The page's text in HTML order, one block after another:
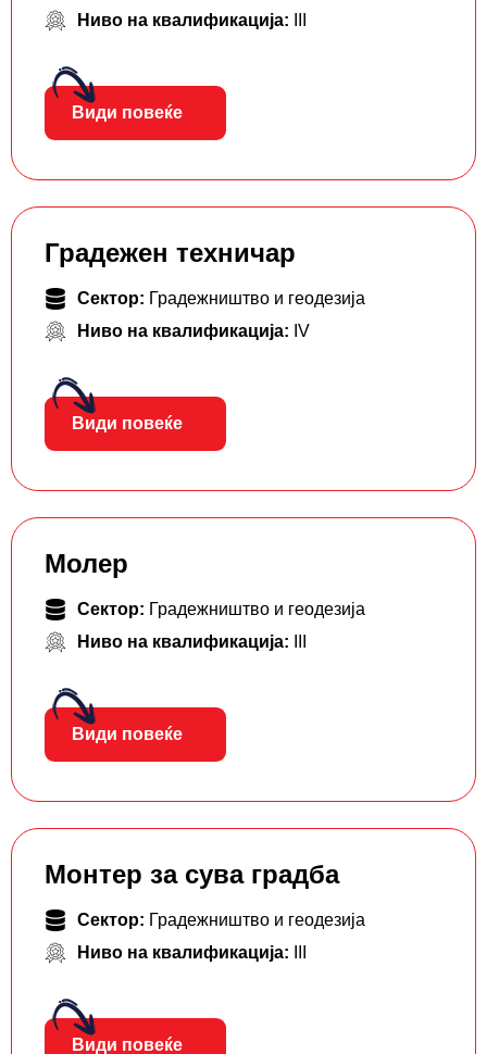
Ниво на квалификација:
Види повеќе
Градежен техничар
Сектор: Градежништво и геодезија
Ниво на квалификација: IV
Види повеќе
Молер
Сектор: Градежништво и геодезија
Ниво на квалификација:
Види повеќе
Монтер за сува градба
Сектор: Градежништво и геодезија
Ниво на квалификација:
Види повеќе